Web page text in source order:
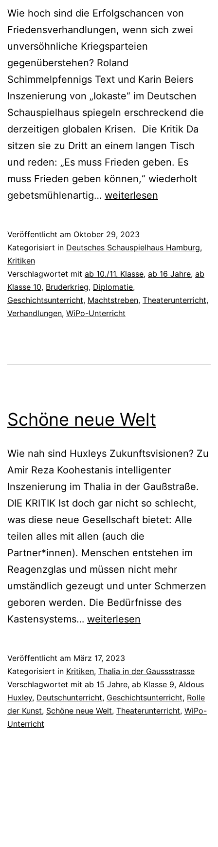
Wie hoch sind die Erfolgschancen von
Friedensverhandlungen, wenn sich zwei
unversöhnliche Kriegsparteien
gegenüberstehen? Roland
Schimmelpfennigs Text und Karin Beiers
Inszenierung von „Iokaste“ im Deutschen
Schauspielhaus spiegeln erschreckend die
derzeitigen globalen Krisen. Die Kritik Da
sitzen sie zu Dritt an einem langen Tisch
und reden: „Es muss Frieden geben. Es
muss Frieden geben können,“ wiederholt
gebetsmühlenartig… ANTHROPOLIS
weiterlesen
Veröffentlicht am Oktober 29, 2023
Kategorisiert in Deutsches Schauspielhaus Hamburg,
Kritiken
Verschlagwortet mit ab 10./11. Klasse, ab 16 Jahre, ab
Klasse 10, Bruderkrieg, Diplomatie,
Geschichtsunterricht, Machtstreben, Theaterunterricht,
Verhandlungen, WiPo-Unterricht
Schöne neue Welt
Wie nah sind Huxleys Zukunftsvisionen? Zu
Amir Reza Koohestanis intelligenter
Inszenierung im Thalia in der Gaußstraße.
DIE KRITIK Ist doch gar nicht so schlecht,
was diese neue Gesellschaft bietet: Alle
teilen alles mit allen (auch die
Partner*innen). Menschen entstehen im
Reagenzglas und müssen nicht mehr
umständlich gezeugt und unter Schmerzen
geboren werden. Die Bedürfnisse des
Kastensystems… Schöne
weiterlesen
Veröffentlicht am März 17, 2023
Kategorisiert in Kritiken, Thalia in der Gaussstrasse
Verschlagwortet mit ab 15 Jahre, ab Klasse 9, Aldous
Huxley, Deutschunterricht, Geschichtsunterricht, Rolle
der Kunst, Schöne neue Welt, Theaterunterricht, WiPo-
Unterricht